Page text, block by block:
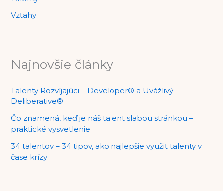
Vzťahy
Najnovšie články
Talenty Rozvíjajúci – Developer® a Uvážlivý –
Deliberative®
Čo znamená, keď je náš talent slabou stránkou –
praktické vysvetlenie
34 talentov – 34 tipov, ako najlepšie využiť talenty v
čase krízy